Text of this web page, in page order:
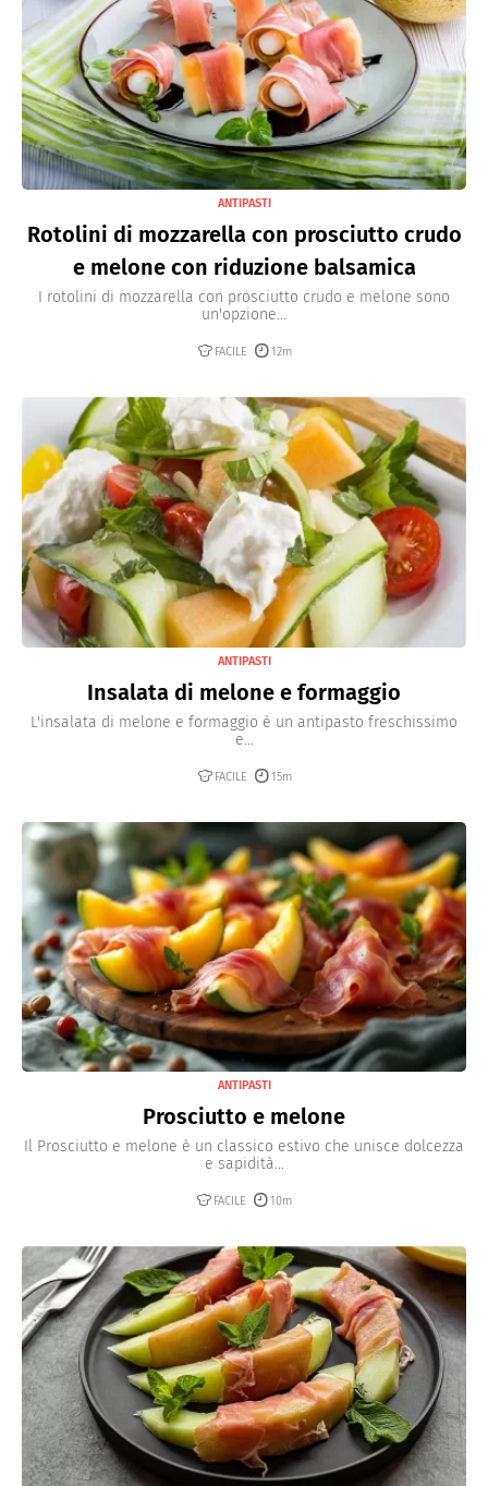
ANTIPASTI
Rotolini di mozzarella con prosciutto crudo
e melone con riduzione balsamica
I rotolini di mozzarella con prosciutto crudo e melone sono
un'opzione...
FACILE 12m
ANTIPASTI
Insalata di melone e formaggio
L'insalata di melone e formaggio è un antipasto freschissimo
e...
FACILE 15m
ANTIPASTI
Prosciutto e melone
Il Prosciutto e melone è un classico estivo che unisce dolcezza
e sapidità...
FACILE 10m